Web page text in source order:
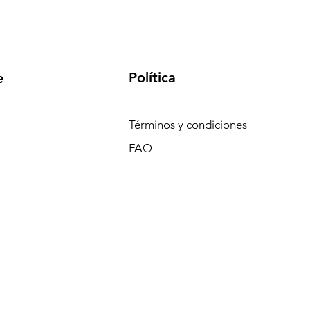
Política
Términos y condiciones
FAQ